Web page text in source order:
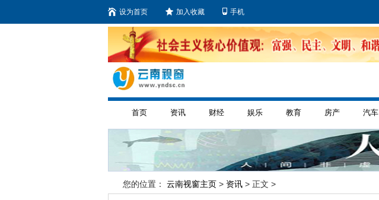
设为首页 加入收藏 手机
首页 资讯 财经 娱乐 教育 房产 汽车
您的位置： 云南视窗主页 > 资讯 > 正文 >